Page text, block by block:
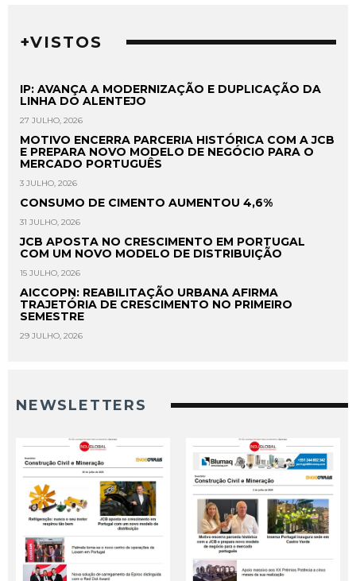
+VISTOS
IP: AVANÇA A MODERNIZAÇÃO E DUPLICAÇÃO DA
LINHA DO ALENTEJO
27 JULHO, 2026
MOTIVO ENCERRA PARCERIA HISTÓRICA COM A JCB
E PREPARA NOVO MODELO DE NEGÓCIO PARA O
MERCADO PORTUGUÊS
3 JULHO, 2026
CONSUMO DE CIMENTO AUMENTOU 4,6%
31 JULHO, 2026
JCB APOSTA NO CRESCIMENTO EM PORTUGAL
COM UM NOVO MODELO DE DISTRIBUIÇÃO
15 JULHO, 2026
AICCOPN: REABILITAÇÃO URBANA AFIRMA
TRAJETÓRIA DE CRESCIMENTO NO PRIMEIRO
SEMESTRE
29 JULHO, 2026
NEWSLETTERS